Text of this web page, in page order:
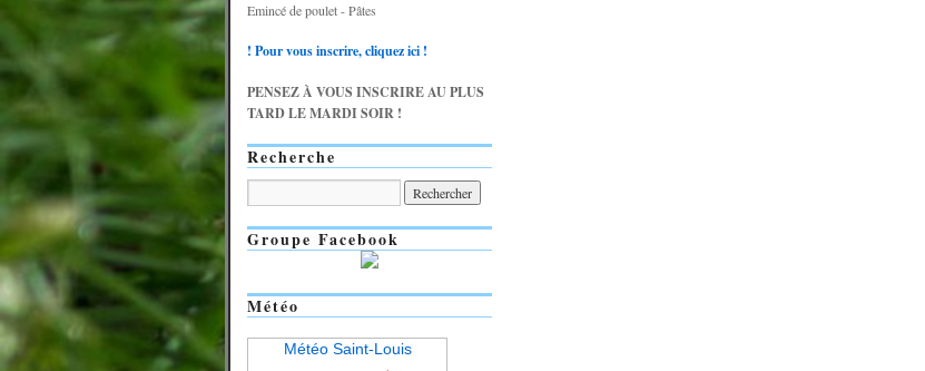
Emincé de poulet - Pâtes
! Pour vous inscrire, cliquez ici !
PENSEZ À VOUS INSCRIRE AU PLUS
TARD LE MARDI SOIR !
Recherche
Groupe Facebook
Météo
Météo Saint-Louis